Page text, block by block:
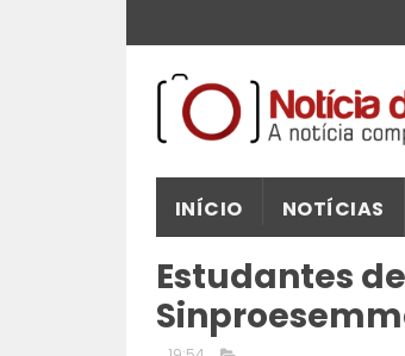
INÍCIO NOTÍCIAS
Estudantes